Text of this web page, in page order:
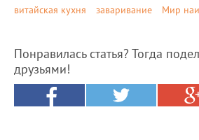
витайская кухня
заваривание Мир
Понравилась статья? Тогда
друзьями!